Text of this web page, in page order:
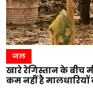
जल
खारे रेगिस्तान के बीच
कम नहीं है मालधारियों